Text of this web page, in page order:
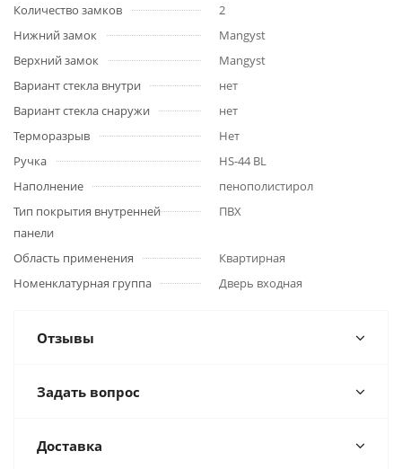
Количество замков
2
Нижний замок
Mangyst
Верхний замок
Mangyst
Вариант стекла внутри
нет
Вариант стекла снаружи
нет
Терморазрыв
Нет
Ручка
HS-44 BL
Наполнение
пенополистирол
Тип покрытия внутренней
панели
ПВХ
Область применения
Квартирная
Номенклатурная группа
Дверь входная
Отзывы
Задать вопрос
Доставка